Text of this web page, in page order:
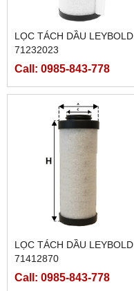
LỌC TÁCH DẦU LEYBOLD
71232023
Call: 0985-843-778
LỌC TÁCH DẦU LEYBOLD
71412870
Call: 0985-843-778